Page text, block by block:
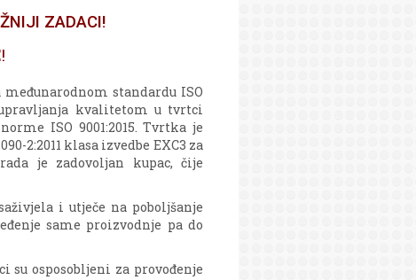
ZADACI!
standardu ISO
kvalitetom u tvrtci
ISO 9001:2015. Tvrtka je
2:2011 klasa izvedbe EXC3 za
je zadovoljan kupac, čije
i utječe na poboljšanje
same proizvodnje pa do
osposobljeni za provođenje